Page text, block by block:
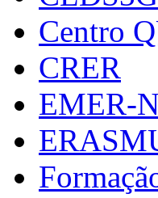
Centro
CRER
EMER-